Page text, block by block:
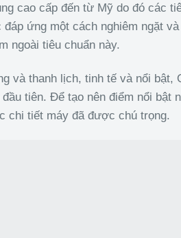
cao cấp đến từ Mỹ do đó các
ứng một cách nghiêm ngặt
ngoài tiêu chuẩn này.
và thanh lịch, tinh tế và nổi bật,
tiên. Để tạo nên điểm nổi bật
chi tiết máy đã được chú trọng.